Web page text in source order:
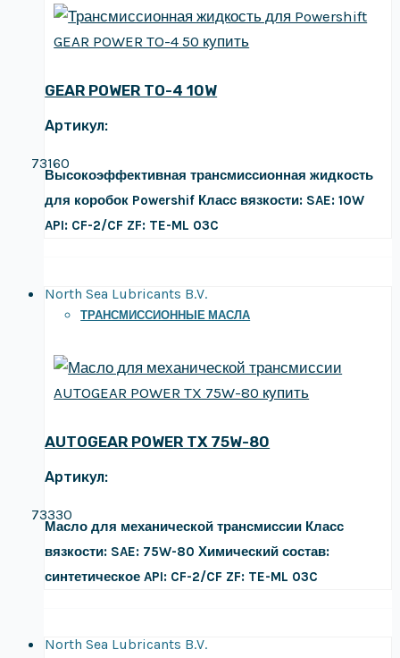
GEAR POWER TO-4 10W
Артикул:
73160
Высокоэффективная трансмиссионная жидкость
для коробок Powershif Класс вязкости: SAE: 10W
API: CF-2/CF ZF: TE-ML 03C
North Sea Lubricants B.V.
ТРАНСМИССИОННЫЕ МАСЛА
AUTOGEAR POWER TX 75W-80
Артикул:
73330
Масло для механической трансмиссии Класс
вязкости: SAE: 75W-80 Химический состав:
синтетическое API: CF-2/CF ZF: TE-ML 03C
North Sea Lubricants B.V.